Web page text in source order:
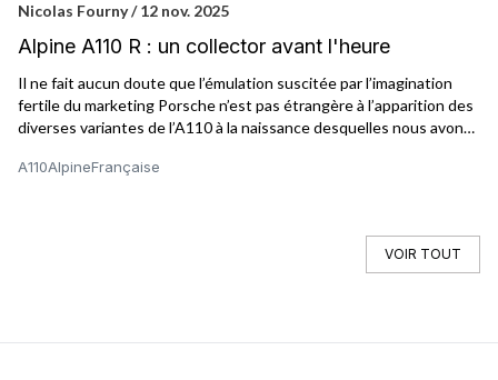
Nicolas Fourny / 12 nov. 2025
Alpine A110 R : un collector avant l'heure
Il ne fait aucun doute que l’émulation suscitée par l’imagination
fertile du marketing Porsche n’est pas étrangère à l’apparition des
diverses variantes de l’A110 à la naissance desquelles nous avons
constructeur souabe est en effet passé maître dans l’art de
A110AlpineFrançaise
VOIR TOUT